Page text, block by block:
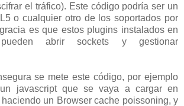
el tráfico). Este código podría ser un
o cualquier otro de los soportados por
es que estos plugins instalados en
abrir sockets y gestionar
se mete este código, por ejemplo
javascript que se vaya a cargar en
un Browser cache poissoning, y